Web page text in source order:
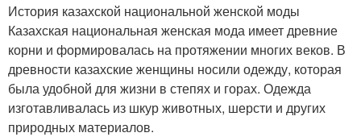
История казахской национальной женской моды
Казахская национальная женская мода имеет древние
корни и формировалась на протяжении многих веков. В
древности казахские женщины носили одежду, которая
была удобной для жизни в степях и горах. Одежда
изготавливалась из шкур животных, шерсти и других
природных материалов.